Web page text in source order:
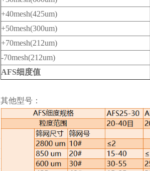
+40mesh(425um)
+50mesh(300um)
+70mesh(212um)
-70mesh(212um)
AFS细度值
其他型号：